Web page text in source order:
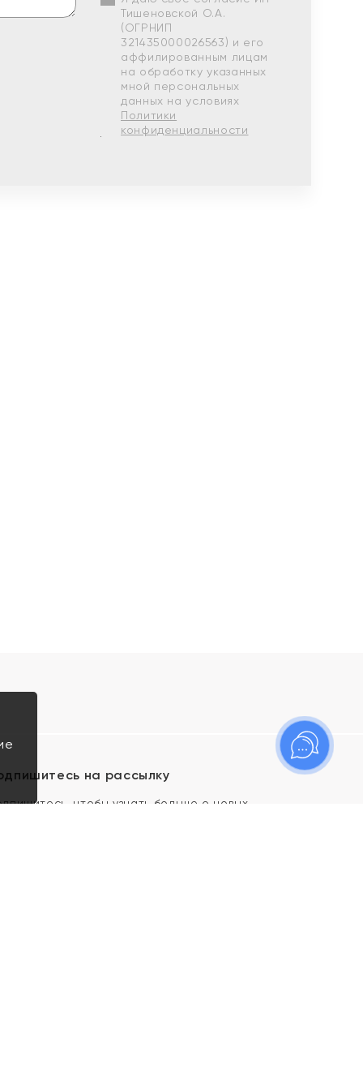
Тишеновской О.А.
(ОГРНИП
321435000026563) и его
аффилированным лицам
на обработку указанных
мной персональных
данных на условиях
Политики
конфиденциальности
на рассылку
чтобы узнать больше о новых